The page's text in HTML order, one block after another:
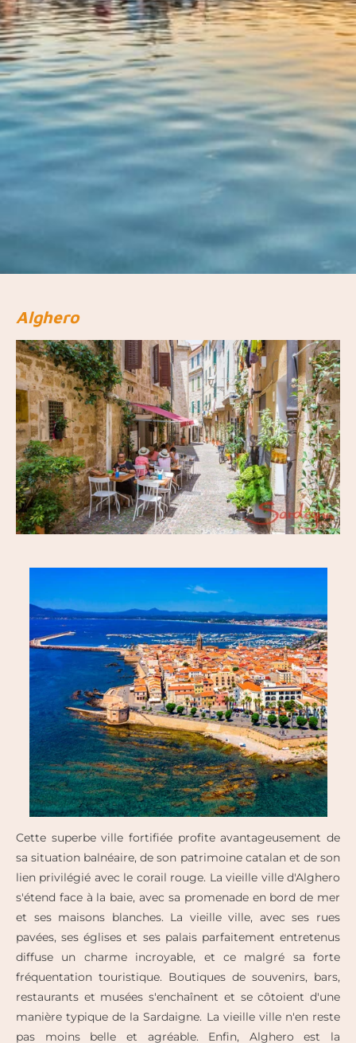
Alghero
Cette superbe ville fortifiée profite avantageusement de
sa situation balnéaire, de son patrimoine catalan et de son
lien privilégié avec le corail rouge. La vieille ville d'Alghero
s'étend face à la baie, avec sa promenade en bord de mer
et ses maisons blanches. La vieille ville, avec ses rues
pavées, ses églises et ses palais parfaitement entretenus
diffuse un charme incroyable, et ce malgré sa forte
fréquentation touristique. Boutiques de souvenirs, bars,
restaurants et musées s'enchaînent et se côtoient d'une
manière typique de la Sardaigne. La vieille ville n'en reste
pas moins belle et agréable. Enfin, Alghero est la